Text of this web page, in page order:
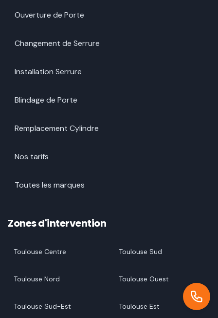
Ouverture de Porte
Changement de Serrure
Installation Serrure
Blindage de Porte
Remplacement Cylindre
Nos tarifs
Toutes les marques
Zones d'intervention
Toulouse Centre Toulouse Sud
Toulouse Nord Toulouse Ouest
Toulouse Sud-Est Toulouse Est